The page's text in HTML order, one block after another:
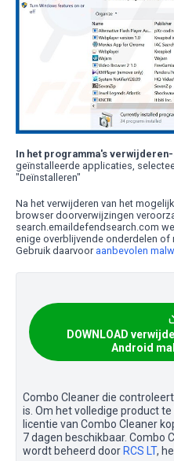
In het programma's
geïnstalleerde applicaties,
"Deïnstalleren"
Na het verwijderen van het
browser doorverwijzingen
search.emaildefendsearch.com
enige overblijvende onderdelen of
Gebruik daarvoor aanbevolen
DOWNLOAD
Android
Combo Cleaner die
is. Om het volledige product
licentie van Combo Cleaner
7 dagen beschikbaar. Combo
wordt beheerd door RCS LT,